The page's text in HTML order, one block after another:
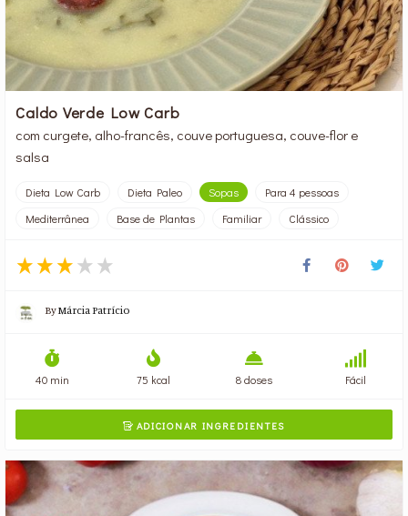
Caldo Verde Low Carb
com curgete, alho-francês, couve portuguesa, couve-flor e
salsa
Dieta Low Carb Dieta Paleo Sopas
Para 4 pessoas
Mediterrânea
Base de Plantas Familiar Clássico
ByMárcia Patrício
40 min 75 kcal 8 doses Fácil
ADICIONAR INGREDIENTES